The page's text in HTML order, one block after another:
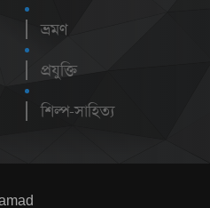
ভ্রমণ
প্রযুক্তি
শিল্প-সাহিত্য